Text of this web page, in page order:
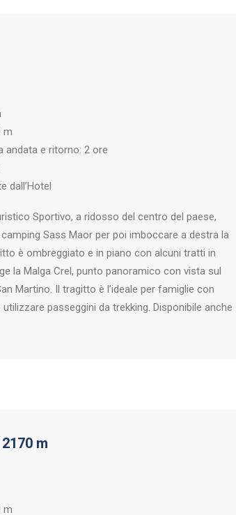
m
andata e ritorno: 2 ore
dall’Hotel
Sportivo, a ridosso del centro del paese,
Sass Maor per poi imboccare a destra la
è ombreggiato e in piano con alcuni tratti in
la Malga Crel, punto panoramico con vista sul
Martino. Il tragitto è l’ideale per famiglie con
passeggini da trekking. Disponibile anche
m
m